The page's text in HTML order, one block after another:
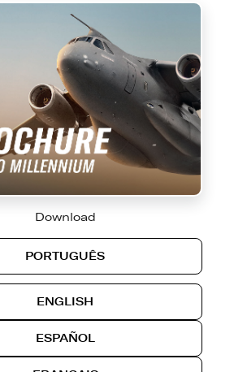
Download
PORTUGUÊS
ENGLISH
ESPAÑOL